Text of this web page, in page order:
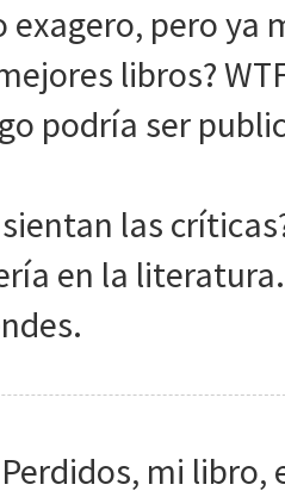
exagero, pero ya
libros?
podría ser
las
en la
mi